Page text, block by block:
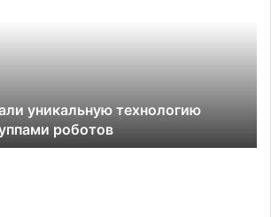
уникальную технологию
роботов